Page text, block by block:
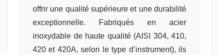
offrir une qualité supérieure et une durabilité
exceptionnelle. Fabriqués en acier
inoxydable de haute qualité (AISI 304, 410,
420 et 420A, selon le type d’instrument), ils